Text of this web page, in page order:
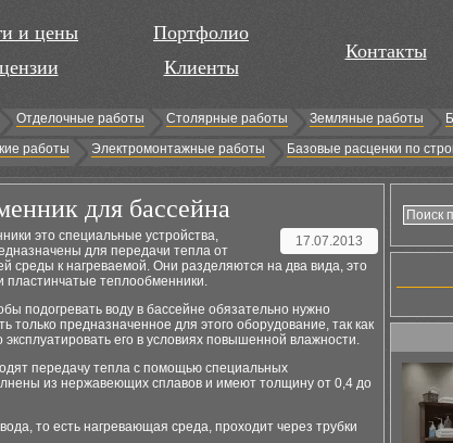
и цены
Портфолио
Клиенты
Контакты
Отделочные работы Столярные работы Земляные работы
работы Электромонтажные работы Базовые расценки по
для бассейна
17.07.2013
это специальные устройства,
для передачи тепла от
среды к нагреваемой. Они разделяются на два вида, это
пластинчатые теплообменники.
подогревать воду в бассейне обязательно нужно
только предназначенное для этого оборудование, так как
его в условиях повышенной влажности.
передачу тепла с помощью специальных
из нержавеющих сплавов и имеют толщину от 0,4 до
то есть нагревающая среда, проходит через трубки